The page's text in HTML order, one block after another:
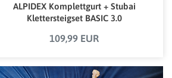
ALPIDEX Komplettgurt + Stubai
Klettersteigset BASIC 3.0
109,99 EUR